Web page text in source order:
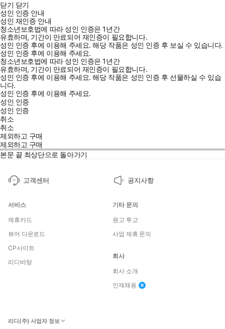
닫기 닫기
성인 인증 안내
성인 재인증 안내
청소년보호법에 따라 성인 인증은 1년간
유효하며, 기간이 만료되어 재인증이 필요합니다.
성인 인증 후에 이용해 주세요.해당 작품은 성인 인증 후 보실 수 있습니다.
성인 인증 후에 이용해 주세요.
청소년보호법에 따라 성인 인증은 1년간
유효하며, 기간이 만료되어 재인증이 필요합니다.
성인 인증 후에 이용해 주세요.해당 작품은 성인 인증 후 선물하실 수 있습
니다.
성인 인증 후에 이용해 주세요.
성인 인증
성인 인증
취소
취소
제외하고 구매
제외하고 구매
본문 끝 최상단으로 돌아가기
고객센터 공지사항
서비스
제휴카드
뷰어 다운로드
CP사이트
리디바탕
기타 문의
원고 투고
사업 제휴 문의
회사
회사 소개
인재채용
리디(주) 사업자 정보